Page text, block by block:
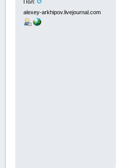
Пол:
alexey-arkhipov.livejournal.com